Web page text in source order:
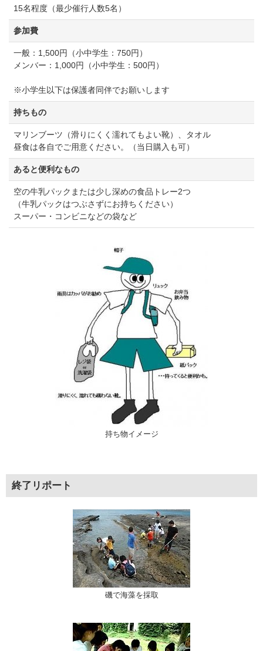
15名程度（最少催行人数5名）
参加費
一般：1,500円（小中学生：750円）
メンバー：1,000円（小中学生：500円）
※小学生以下は保護者同伴でお願いします
持ちもの
マリンブーツ（滑りにくく濡れてもよい靴）、タオル
昼食は各自でご用意ください。（当日購入も可）
あると便利なもの
空の牛乳パックまたは少し深めの食品トレー2つ
（牛乳パックはつぶさずにお持ちください）
スーパー・コンビニなどの袋など
持ち物イメージ
終了リポート
磯で海藻を採取